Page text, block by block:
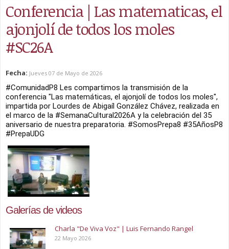
Conferencia | Las matematicas, el
ajonjolí de todos los moles
#SC26A
Fecha: Jueves 07 de Mayo de 2026
#ComunidadP8 Les compartimos la transmisión de la
conferencia "Las matemáticas, el ajonjolí de todos los moles",
impartida por Lourdes de Abigaíl González Chávez, realizada en
el marco de la #SemanaCultural2026A y la celebración del 35
aniversario de nuestra preparatoria. #SomosPrepa8 #35AñosP8
#PrepaUDG
Galerías de videos
Charla "De Viva Voz" | Luis Fernando Rangel
22 Mayo 2026